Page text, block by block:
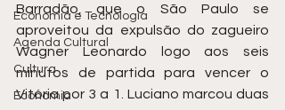
Economia e Tecnologia
Agenda Cultural
Cultura
Economia
Barradão, que o São Paulo se
aproveitou da expulsão do zagueiro
Wagner Leonardo logo aos seis
minutos de partida para vencer o
Vitória por 3 a 1. Luciano marcou duas